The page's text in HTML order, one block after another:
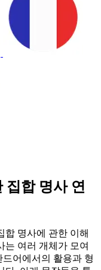
집합 명사 연
합 명사에 관한 이해
는 여러 개체가 모여
어에서의 활용과 형